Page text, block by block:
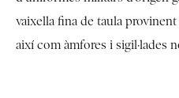
vaixella fina de taula
així com àmfores i sigil·lades